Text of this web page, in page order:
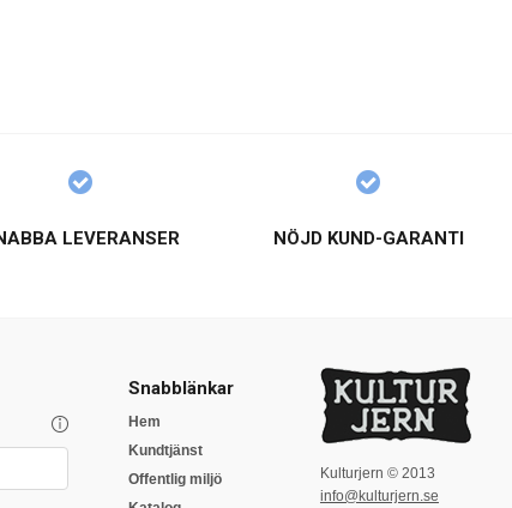
LEVERANSER NÖJD KUND-GARANTI
Snabblänkar
Hem
Kundtjänst
Offentlig miljö
Kulturjern © 2013
info@kulturjern.se